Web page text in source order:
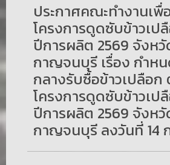
ประกาศคณะทำงานเพื่
โครงการดูดซับข้าวเป
ปีการผลิต 2569 จังหวั
กาญจนบุรี เรื่อง กำหน
กลางรับซื้อข้าวเปลือก
โครงการดูดซับข้าวเป
ปีการผลิต 2569 จังหวั
กาญจนบุรี ลงวันที่ 14